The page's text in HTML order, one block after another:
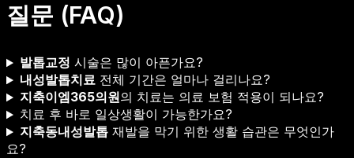
질문 (FAQ)
발톱교정 시술은 많이 아픈가요?
내성발톱치료전체 기간은 얼마나 걸리나요?
지축이엠365의원의 치료는 의료 보험 적용이 되나요?
치료 후 바로 일상생활이 가능한가요?
지축동내성발톱재발을 막기 위한 생활 습관은 무엇인가
요?